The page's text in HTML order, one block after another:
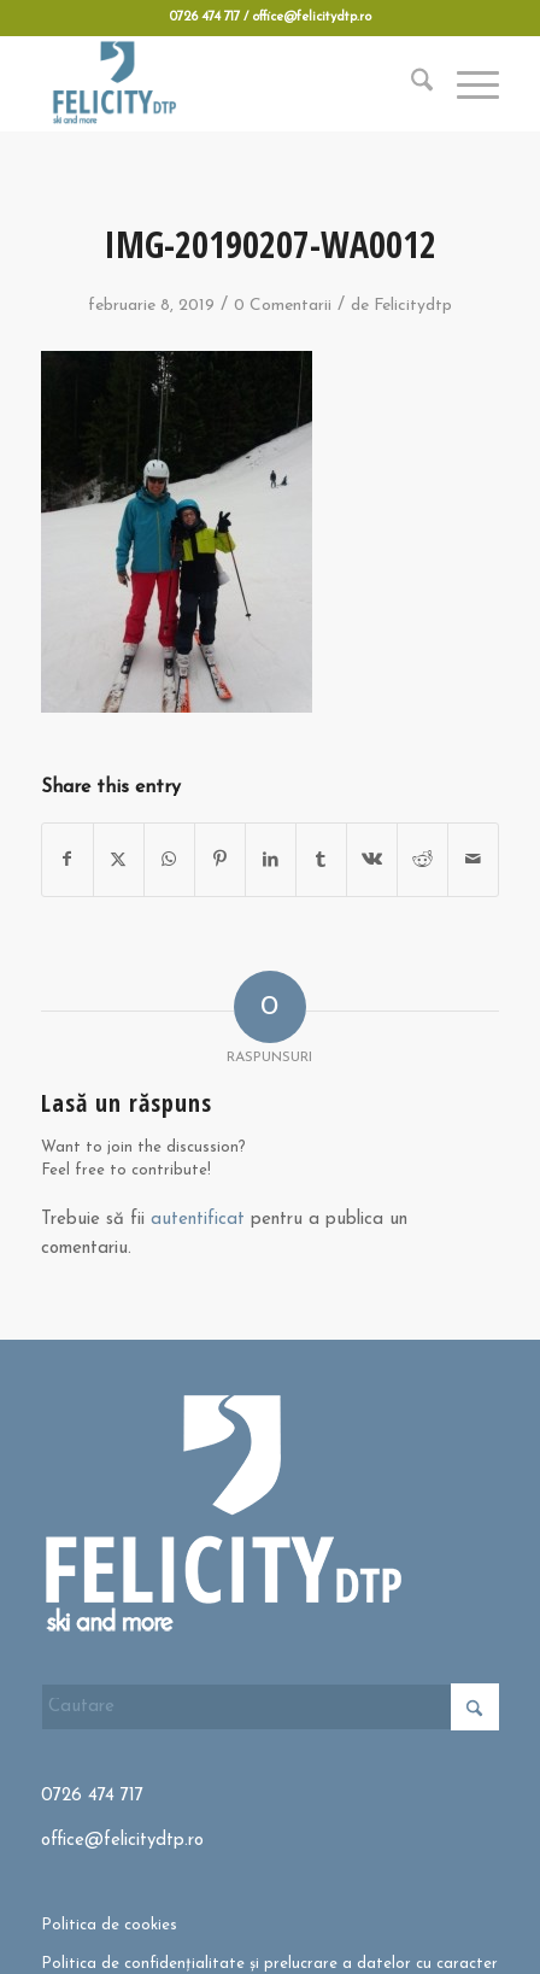
0726 474 717 / office@felicitydtp.ro
IMG-20190207-WA0012
februarie 8, 2019 / 0 Comentarii / de Felicitydtp
Share this entry
0
RASPUNSURI
Lasă un răspuns
Want to join the discussion?
Feel free to contribute!
Trebuie să fii autentificat pentru a publica un
comentariu.
0726 474 717
office@felicitydtp.ro
Politica de cookies
Politica de confidențialitate și prelucrare a datelor cu caracter